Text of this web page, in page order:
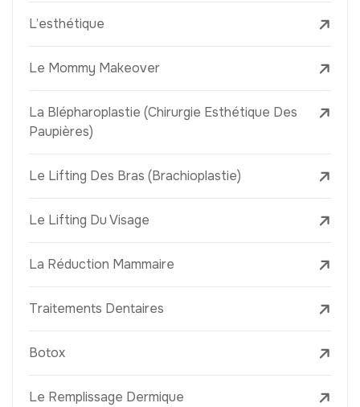
L’esthétique
Le Mommy Makeover
La Blépharoplastie (Chirurgie Esthétique Des
Paupières)
Le Lifting Des Bras (Brachioplastie)
Le Lifting Du Visage
La Réduction Mammaire
Traitements Dentaires
Botox
Le Remplissage Dermique